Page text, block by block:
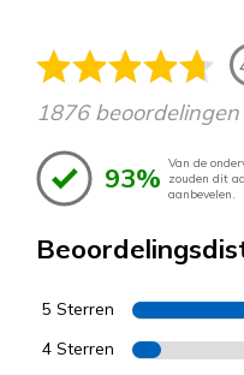
1876 beoordelingen
93% Van de
zouden dit
aanbevelen.
5 Sterren
4 Sterren